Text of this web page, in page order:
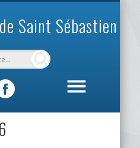
Saint Sébastien